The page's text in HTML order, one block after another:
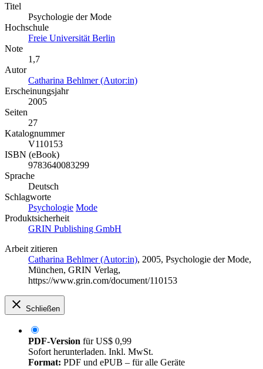
Titel
Psychologie der Mode
Hochschule
Freie Universität Berlin
Note
1,7
Autor
Catharina Behlmer (Autor:in)
Erscheinungsjahr
2005
Seiten
27
Katalognummer
V110153
ISBN (eBook)
9783640083299
Sprache
Deutsch
Schlagworte
Psychologie Mode
Produktsicherheit
GRIN Publishing GmbH
Arbeit zitieren
Catharina Behlmer (Autor:in), 2005, Psychologie der Mode,
München, GRIN Verlag,
https://www.grin.com/document/110153
Schließen
PDF-Version fürUS$ 0,99
Sofort herunterladen. Inkl. MwSt.
Format: PDF und ePUB – für alle Geräte